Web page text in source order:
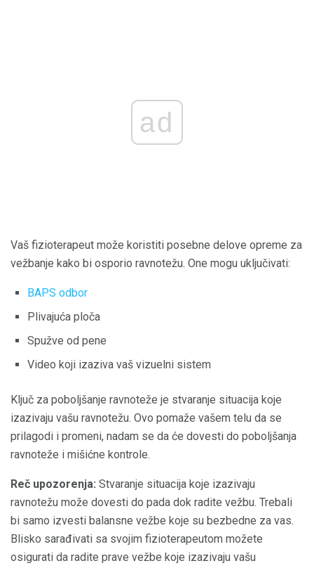
ad
Vaš fizioterapeut može koristiti posebne delove opreme za
vežbanje kako bi osporio ravnotežu. One mogu uključivati:
BAPS odbor
Plivajuća ploča
Spužve od pene
Video koji izaziva vaš vizuelni sistem
Ključ za poboljšanje ravnoteže je stvaranje situacija koje
izazivaju vašu ravnotežu. Ovo pomaže vašem telu da se
prilagodi i promeni, nadam se da će dovesti do poboljšanja
ravnoteže i mišićne kontrole.
Reč upozorenja: Stvaranje situacija koje izazivaju
ravnotežu može dovesti do pada dok radite vežbu. Trebali
bi samo izvesti balansne vežbe koje su bezbedne za vas.
Blisko sarađivati ​​sa svojim fizioterapeutom možete
osigurati da radite prave vežbe koje izazivaju vašu